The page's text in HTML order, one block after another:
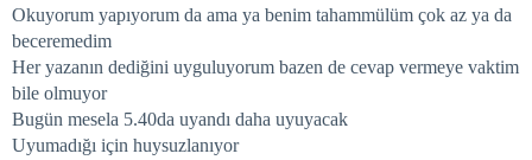
Okuyorum yapıyorum da ama ya benim tahammülüm çok az ya da
beceremedim
Her yazanın dediğini uyguluyorum bazen de cevap vermeye vaktim
bile olmuyor
Bugün mesela 5.40da uyandı daha uyuyacak
Uyumadığı için huysuzlanıyor